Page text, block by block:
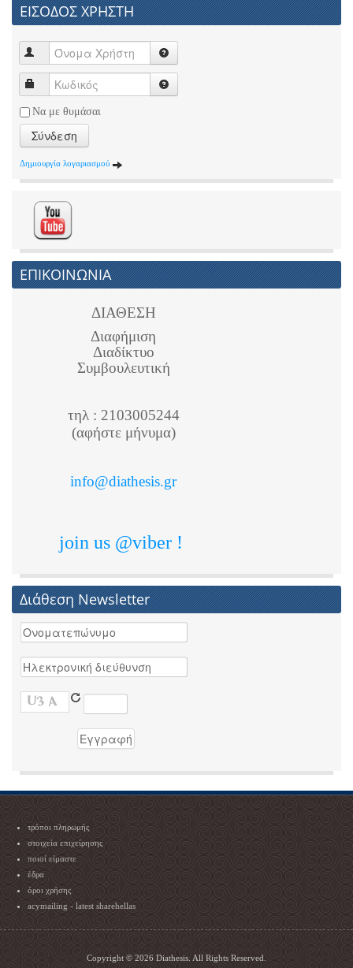
ΕΙΣΟΔΟΣ ΧΡΗΣΤΗ
Να με θυμάσαι
Σύνδεση
Δημιουργία λογαριασμού
ΕΠΙΚΟΙΝΩΝΙΑ
ΔΙΑΘΕΣΗ
Διαφήμιση
Διαδίκτυο
Συμβουλευτική
τηλ : 2103005244
(αφήστε μήνυμα)
info@diathesis.gr
join us @viber !
Διάθεση Newsletter
τρόποι πληρωμής
στοιχεία επιχείρησης
ποιοί είμαστε
έδρα
όροι χρήσης
acymailing - latest sharehellas
Copyright © 2026 Diathesis. All Rights Reserved.